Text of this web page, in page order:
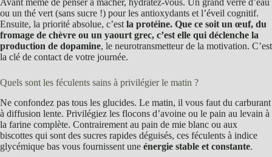
Avant même de penser à mâcher, hydratez-vous. Un grand verre d’eau
ou un thé vert (sans sucre !) pour les antioxydants et l’éveil cognitif.
Ensuite, la priorité absolue, c’estla protéine. Que ce soit un œuf, du
fromage de chèvre ou un yaourt grec, c’est elle qui déclenche la
production de dopamine, le neurotransmetteur de la motivation. C’est
la clé de contact de votre journée.
Quels sont les féculents sains à privilégier le matin ?
Ne confondez pas tous les glucides. Le matin, il vous faut du carburant
à diffusion lente. Privilégiez les flocons d’avoine ou le pain au levain à
la farine complète. Contrairement au pain de mie blanc ou aux
biscottes qui sont des sucres rapides déguisés, ces féculents à indice
glycémique bas vous fournissent une énergie stable et constante.